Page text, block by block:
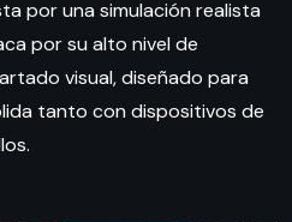
por una simulación realista
por su alto nivel de
visual, diseñado para
tanto con dispositivos de